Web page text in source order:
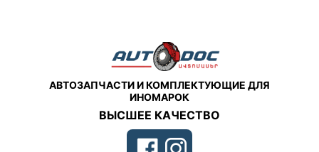
АВТОЗАПЧАСТИ И КОМПЛЕКТУЮЩИЕ ДЛЯ
ИНОМАРОК
ВЫСШЕЕ КАЧЕСТВО